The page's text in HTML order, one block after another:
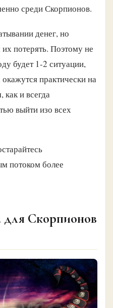
среди Скорпионов.
денег, но
потерять. Поэтому не
будет 1-2 ситуации,
окажутся практически на
и всегда
выйти изо всех
потоком более
для Скорпионов